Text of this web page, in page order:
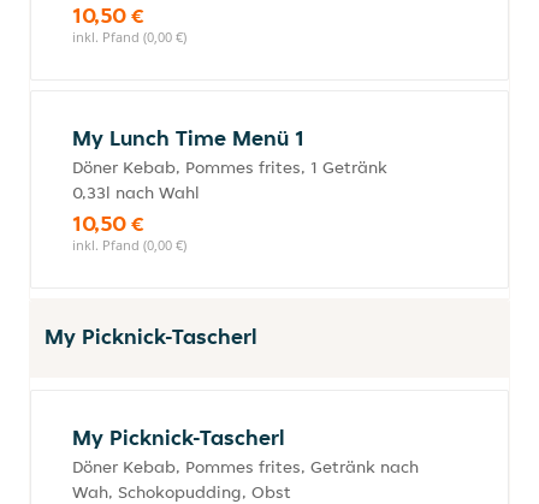
10,50 €
inkl. Pfand (0,00 €)
My Lunch Time Menü 1
Döner Kebab, Pommes frites, 1 Getränk
0,33l nach Wahl
10,50 €
inkl. Pfand (0,00 €)
My Picknick-Tascherl
My Picknick-Tascherl
Döner Kebab, Pommes frites, Getränk nach
Wah, Schokopudding, Obst